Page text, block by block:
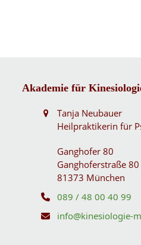
Akademie für
Tanja Neubauer
Heilpraktikerin für
Ganghofer 80
Ganghoferstraße 80
81373 München
089 / 48 00 40 99
info@kinesiologie-